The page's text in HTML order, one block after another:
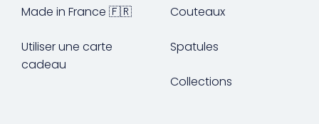
Made in France 🇫🇷
Utiliser une carte
cadeau
Couteaux
Spatules
Collections